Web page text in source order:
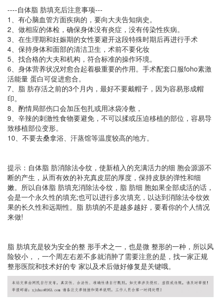
----自体脂 肪填充后注意事项---
1、有心脑血管方面疾病的，要向大夫告知病史。
2、做相应的体检，确保身体没有炎症，没有传染性疾病。
3、在生理期和妊娠期的女性要避开这段特殊时期后再进行手术
4、保持身体和面部的清洁卫生，术前不要化妆
5、找合格的大夫和机构，符合标准的操作环境。
6、身体营养状况对愈合起着极重要的作用。手术配套口服foho素激
活能量 蛋白可促进愈合。
7、脂 肪存活之前的3个月内，最好不要戴帽子，因为容易形成帽
印。
8、酌情局部伤口会加压包扎或用冰袋冷敷，
9、辛辣的刺激性食物要避免，不可以揉或压迫移植的部位，容易导
致移植部位变形。
10、不要去桑拿浴、汗蒸馆等温度较高的地方。
提示：自体脂 肪消除法令纹，使新植入的充满活力的细 胞会源源不
断的产生，从而有效的补充真皮层的厚度，保持皮肤的弹性和细
嫩。所以自体脂 肪填充消除法令纹，脂 肪细 胞如果全部成活的话，
会是一个永久性的填充;也可以进行多次填充，以达到消除法令纹效
果的长久性和远期性。脂 肪填的不是越多越好，要看你的个人情况
来做!
脂 肪填充是较为安全的整 形手术之一，也是微 整形的一种，所以风
险较小，，一个周左右差不多就消肿了需要注意的是，找一家正规
整形医院和技术好的专 家以及术后做好修复是关键哦。